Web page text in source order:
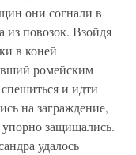
они согнали в
из повозок. Взойдя
в коней
ромейским
и идти
на заграждение,
упорно защищались.
удалось